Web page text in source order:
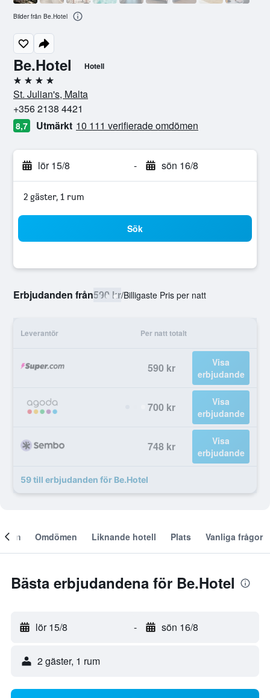
Be.Hotel Hotell
4 stjärnor
St. Julian's, Malta
+356 2138 4421
8,7 Utmärkt 10 111 verifierade omdömen
lör 15/8 - sön 16/8
2 gäster, 1 rum
Sök
Erbjudanden från590 kr/Billigaste Pris per natt
Leverantör Per natt totalt
590 kr
Visa
erbjudande
700 kr
Visa
erbjudande
748 kr
Visa
erbjudande
59 till erbjudanden för Be.Hotel
Bilder från Be.Hotel
Om Omdömen Liknande hotell Plats Vanliga frågor
Bästa erbjudandena för Be.Hotel
lör 15/8 - sön 16/8
2 gäster, 1 rum